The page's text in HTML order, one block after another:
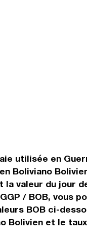
utilisée en
Boliviano
valeur du jour
/ BOB, vous
BOB ci-
Bolivien et le